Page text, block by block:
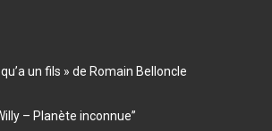
un fils » de Romain Belloncle
– Planète inconnue”